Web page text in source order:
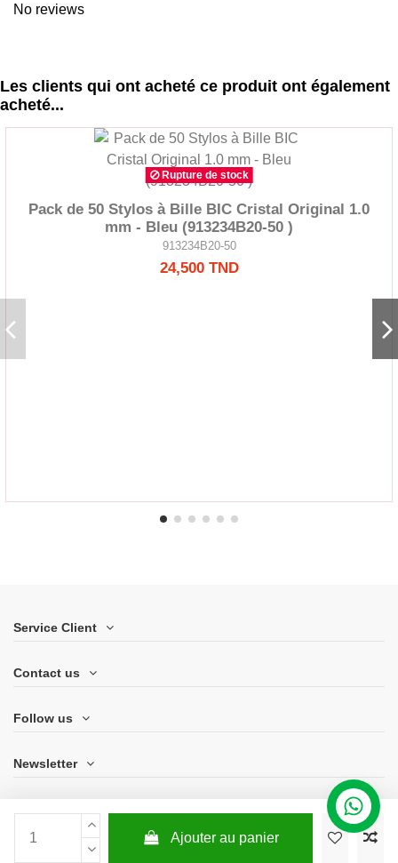
Ajouter au panier
No reviews
Les clients qui ont acheté ce produit ont également
acheté...
Rupture de stock
Pack de 50 Stylos à Bille BIC Cristal Original 1.0
mm - Bleu (913234B20-50 )
913234B20-50
24,500 TND
Service Client
Contact us
Follow us
Newsletter